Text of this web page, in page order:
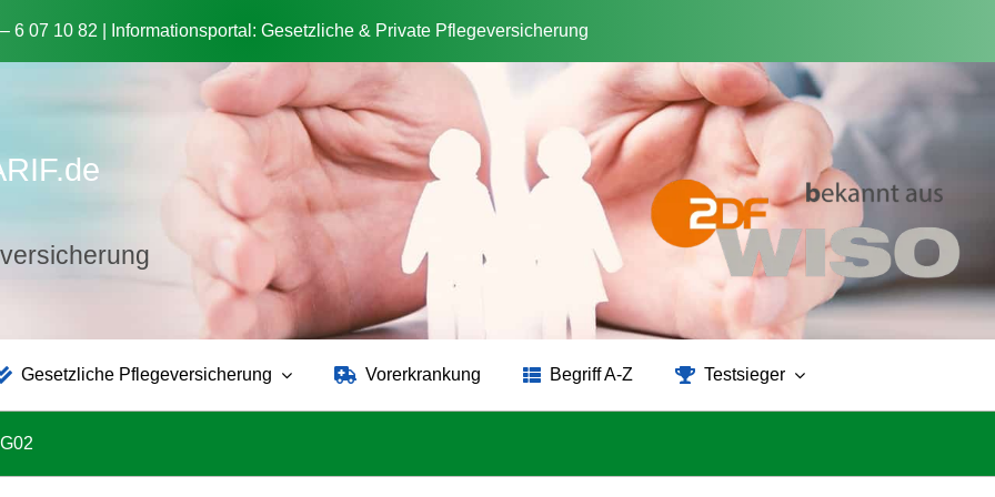
6 07 10 82 | Informationsportal: Gesetzliche & Private Pflegeversicherung
Gesetzliche Pflegeversicherung Vorerkrankung Begriff A-Z Testsieger